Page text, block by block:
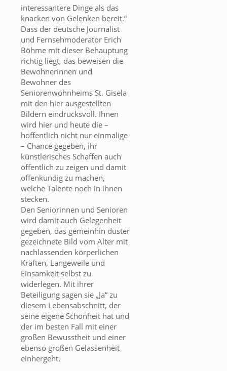
interessantere Dinge als das
knacken von Gelenken bereit.“
Dass der deutsche Journalist
und Fernsehmoderator Erich
Böhme mit dieser Behauptung
richtig liegt, das beweisen die
Bewohnerinnen und
Bewohner des
Seniorenwohnheims St. Gisela
mit den hier ausgestellten
Bildern eindrucksvoll. Ihnen
wird hier und heute die –
hoffentlich nicht nur einmalige
– Chance gegeben, ihr
künstlerisches Schaffen auch
öffentlich zu zeigen und damit
offenkundig zu machen,
welche Talente noch in ihnen
stecken.
Den Seniorinnen und Senioren
wird damit auch Gelegenheit
gegeben, das gemeinhin düster
gezeichnete Bild vom Alter mit
nachlassenden körperlichen
Kräften, Langeweile und
Einsamkeit selbst zu
widerlegen. Mit ihrer
Beteiligung sagen sie „Ja“ zu
diesem Lebensabschnitt, der
seine eigene Schönheit hat und
der im besten Fall mit einer
großen Bewusstheit und einer
ebenso großen Gelassenheit
einhergeht.